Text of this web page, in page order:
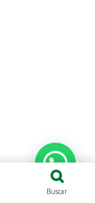
Buscar